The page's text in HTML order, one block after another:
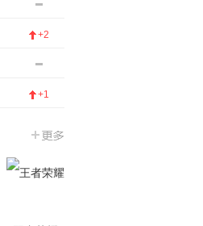
+2
+1